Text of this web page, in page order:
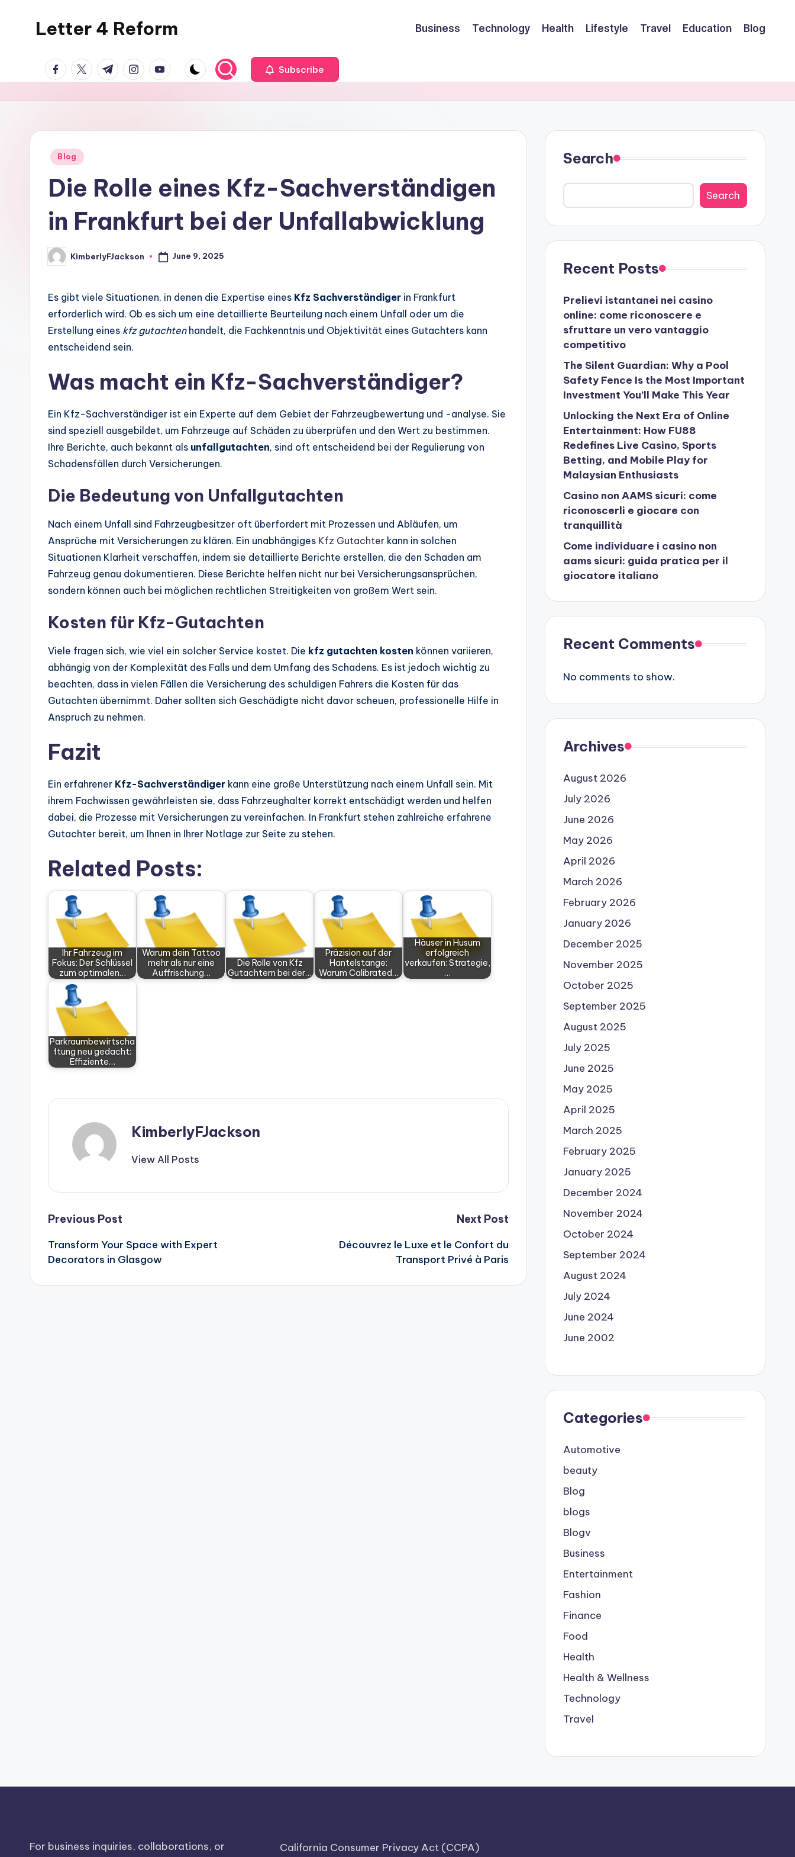
Letter 4 Reform
policy,
revealing
a
topics
Business Technology Health Lifestyle Travel Education Blog
facebook.com
twitter.com
t.me instagram.com
youtube.com Subscribe
Posted
Blog
Die Rolle eines Kfz-Sachverständigen
in Frankfurt bei der Unfallabwicklung
Posted
by
KimberlyFJackson June 9, 2025
Es gibt viele Situationen, in denen die Expertise eines Kfz Sachverständiger in Frankfurt
erforderlich wird. Ob es sich um eine detaillierte Beurteilung nach einem Unfall oder um die
Erstellung eines kfz gutachtenhandelt, die Fachkenntnis und Objektivität eines Gutachters kann
entscheidend sein.
Was macht ein Kfz-Sachverständiger?
Ein Kfz-Sachverständiger ist ein Experte auf dem Gebiet der Fahrzeugbewertung und -analyse. Sie
sind speziell ausgebildet, um Fahrzeuge auf Schäden zu überprüfen und den Wert zu bestimmen.
Ihre Berichte, auch bekannt als unfallgutachten, sind oft entscheidend bei der Regulierung von
Schadensfällen durch Versicherungen.
Die Bedeutung von Unfallgutachten
Nach einem Unfall sind Fahrzeugbesitzer oft überfordert mit Prozessen und Abläufen, um
Ansprüche mit Versicherungen zu klären. Ein unabhängiges Kfz Gutachter kann in solchen
Situationen Klarheit verschaffen, indem sie detaillierte Berichte erstellen, die den Schaden am
Fahrzeug genau dokumentieren. Diese Berichte helfen nicht nur bei Versicherungsansprüchen,
sondern können auch bei möglichen rechtlichen Streitigkeiten von großem Wert sein.
Kosten für Kfz-Gutachten
Viele fragen sich, wie viel ein solcher Service kostet. Die kfz gutachten kosten können variieren,
abhängig von der Komplexität des Falls und dem Umfang des Schadens. Es ist jedoch wichtig zu
beachten, dass in vielen Fällen die Versicherung des schuldigen Fahrers die Kosten für das
Gutachten übernimmt. Daher sollten sich Geschädigte nicht davor scheuen, professionelle Hilfe in
Anspruch zu nehmen.
Fazit
Ein erfahrener Kfz-Sachverständiger kann eine große Unterstützung nach einem Unfall sein. Mit
ihrem Fachwissen gewährleisten sie, dass Fahrzeughalter korrekt entschädigt werden und helfen
dabei, die Prozesse mit Versicherungen zu vereinfachen. In Frankfurt stehen zahlreiche erfahrene
Gutachter bereit, um Ihnen in Ihrer Notlage zur Seite zu stehen.
Related Posts:
Ihr Fahrzeug im
Fokus: Der Schlüssel
zum optimalen…
Warum dein Tattoo
mehr als nur eine
Auffrischung…
Die Rolle von Kfz
Gutachtern bei der…
Präzision auf der
Hantelstange:
Warum Calibrated…
Häuser in Husum
erfolgreich
verkaufen: Strategie,
…
Parkraumbewirtscha
ftung neu gedacht:
Effiziente…
KimberlyFJackson
View All Posts
Post
navigation
Previous Post
Transform Your Space with Expert
Decorators in Glasgow
Next Post
Découvrez le Luxe et le Confort du
Transport Privé à Paris
Search
Search
Recent Posts
Prelievi istantanei nei casino
online: come riconoscere e
sfruttare un vero vantaggio
competitivo
The Silent Guardian: Why a Pool
Safety Fence Is the Most Important
Investment You’ll Make This Year
Unlocking the Next Era of Online
Entertainment: How FU88
Redefines Live Casino, Sports
Betting, and Mobile Play for
Malaysian Enthusiasts
Casino non AAMS sicuri: come
riconoscerli e giocare con
tranquillità
Come individuare i casino non
aams sicuri: guida pratica per il
giocatore italiano
Recent Comments
No comments to show.
Archives
August 2026
July 2026
June 2026
May 2026
April 2026
March 2026
February 2026
January 2026
December 2025
November 2025
October 2025
September 2025
August 2025
July 2025
June 2025
May 2025
April 2025
March 2025
February 2025
January 2025
December 2024
November 2024
October 2024
September 2024
August 2024
July 2024
June 2024
June 2002
Categories
Automotive
beauty
Blog
blogs
Blogv
Business
Entertainment
Fashion
Finance
Food
Health
Health & Wellness
Technology
Travel
For business inquiries, collaborations, or California Consumer Privacy Act (CCPA)